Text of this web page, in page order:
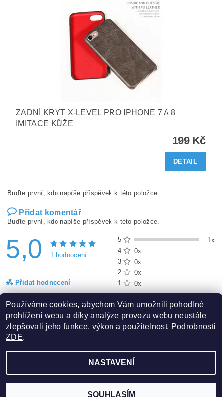
ZADNÍ KRYT X-LEVEL PRO IPHONE 7 A 8
IMITACE KŮŽE
199 Kč
DETAIL
Buďte první, kdo napíše příspěvek k této položce.
Přidat komentář
Buďte první, kdo napíše příspěvek k této položce.
5,0 1 hodnocení
Přidat hodnocení
5
1x
4
0x
3
0x
2
0x
1
0x
2026 ©yApple.cz, všechna práva vyhrazena
Vytvořil Shoptet
Používáme cookies, abychom Vám umožnili pohodlné
prohlížení webu a díky analýze provozu webu neustále
zlepšovali jeho funkce, výkon a použitelnost. Podrobnosti
ZDE.
NASTAVENÍ
SOUHLASÍM